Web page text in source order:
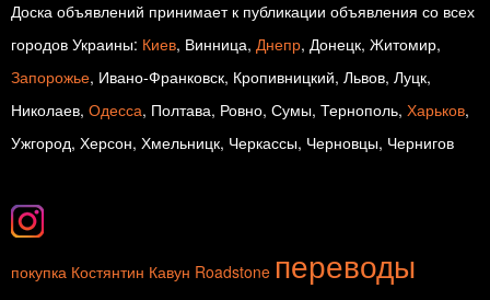
Доска объявлений принимает к публикации объявления со всех
городов Украины: Киев, Винница, Днепр, Донецк, Житомир,
Запорожье, Ивано-Франковск, Кропивницкий, Львов, Луцк,
Николаев, Одесса, Полтава, Ровно, Сумы, Тернополь, Харьков,
Ужгород, Херсон, Хмельницк, Черкассы, Черновцы, Чернигов
покупка Костянтин Кавун Roadstone переводы